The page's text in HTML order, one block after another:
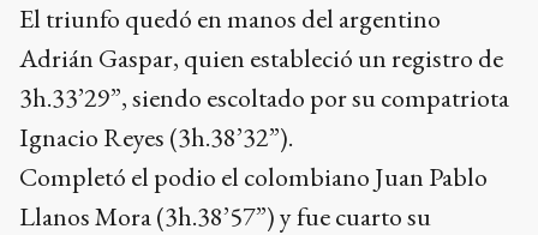
El triunfo quedó en manos del argentino
Adrián Gaspar, quien estableció un registro de
3h.33’29”, siendo escoltado por su compatriota
Ignacio Reyes (3h.38’32”).
Completó el podio el colombiano Juan Pablo
Llanos Mora (3h.38’57”) y fue cuarto su